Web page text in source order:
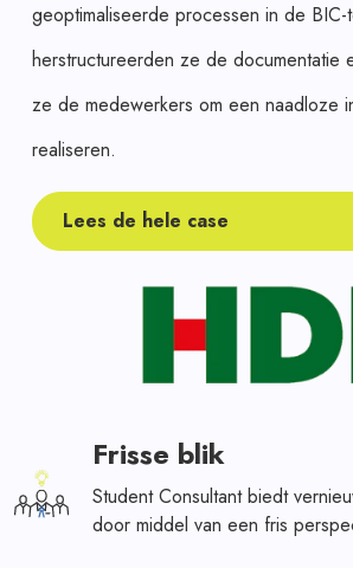
geoptimaliseerde processen in de BIC-
herstructureerden ze de documentatie
ze de medewerkers om een naadloze
realiseren.
Lees de hele case
Frisse blik
Student Consultant biedt
door middel van een fris